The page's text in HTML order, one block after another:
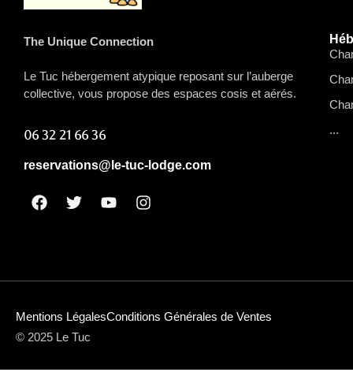
The Unique Connection
Le Tuc hébergement atypique reposant sur l’auberge
collective, vous propose des espaces cosis et aérés.
06 32 21 66 36
reservations@le-tuc-lodge.com
...
Mentions LégalesConditions Générales de Ventes
© 2025 Le Tuc